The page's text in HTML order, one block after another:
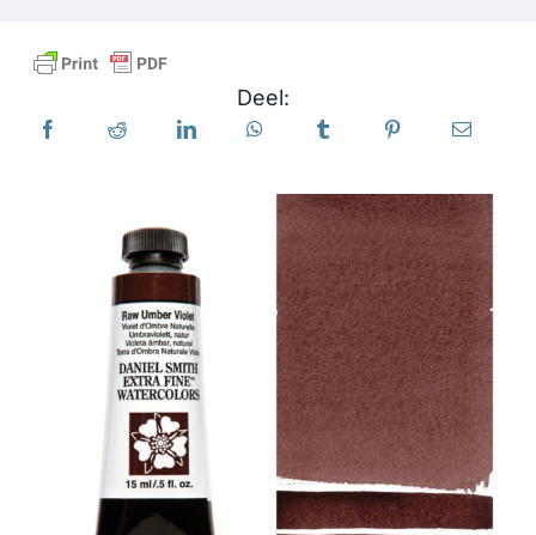
Producten
Evenementen
Vind een winkel
Neem contact met ons op
Deel: